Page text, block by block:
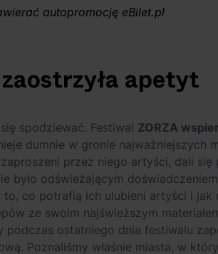
autopromocję eBilet.pl
apetyt
spodziewać. Festiwal ZORZA
dumnie w gronie najważniejszych
przez niego artyści, dali
było odświeżającym
to, co potrafią ich ulubieni artyści i
ze swoim najświeższym
podczas ostatniego dnia festiwalu
Poznaliśmy właśnie miasta, w